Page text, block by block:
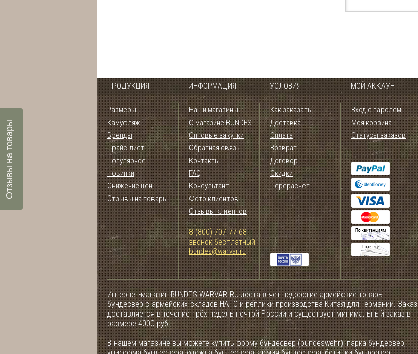
ПРОДУКЦИЯ ИНФОРМАЦИЯ УСЛОВИЯ МОЙ АККАУНТ
Размеры
Камуфляж
Бренды
Прайс-лист
Популярное
Новинки
Снижение цен
Отзывы на товары
Наши магазины
О магазине BUNDES
Оптовые закупки
Обратная связь
Контакты
FAQ
Консультант
Фото клиентов
Отзывы клиентов
8 (800) 707-77-68
звонок бесплатный
bundes@warvar.ru
Как заказать
Доставка
Оплата
Возврат
Договор
Скидки
Перерасчёт
Вход с паролем
Моя корзина
Статусы заказов
Интернет-магазин BUNDES.WARVAR.RU доставляет недорогие армейские товары
бундесвер с армейских складов НАТО и реплики производства Китая для Германии. Заказ
доставляется в течение трёх недель почтой России и существует минимальный заказ в
размере 4000 руб.
В нашем магазине вы можете купить форму бундесвер (bundeswehr): парка бундесвер,
Отзывы на товары